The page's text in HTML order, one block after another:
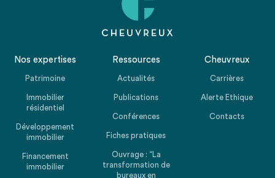
Nos expertises
Patrimoine
Immobilier
résidentiel
Développement
immobilier
Financement
immobilier
Ressources
Actualités
Publications
Conférences
Fiches pratiques
Ouvrage : “La
transformation de
bureaux en
Cheuvreux
Carrières
Alerte Ethique
Contacts